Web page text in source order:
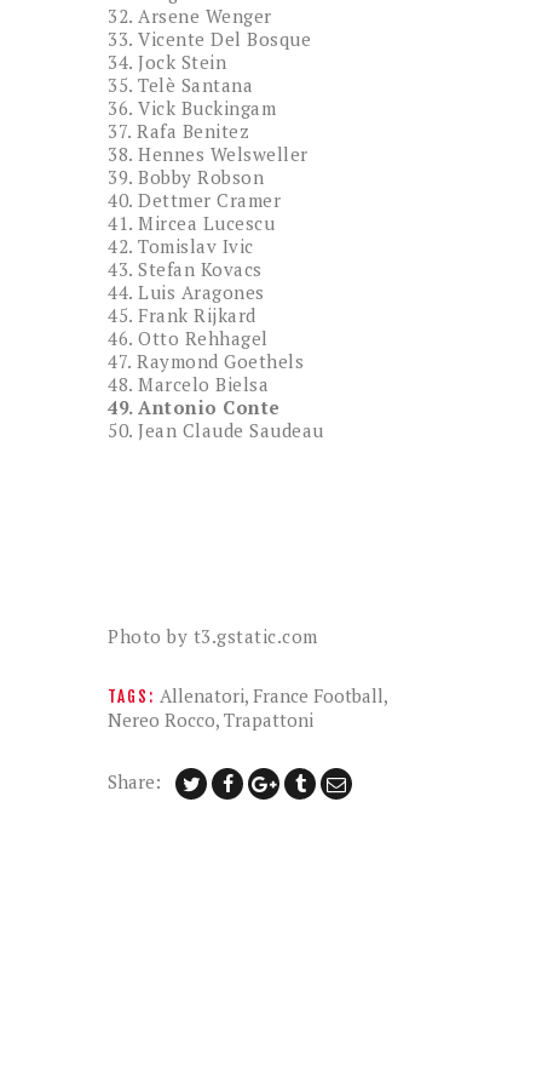
32. Arsene Wenger
33. Vicente Del Bosque
34. Jock Stein
35. Telè Santana
36. Vick Buckingam
37. Rafa Benitez
38. Hennes Welsweller
39. Bobby Robson
40. Dettmer Cramer
41. Mircea Lucescu
42. Tomislav Ivic
43. Stefan Kovacs
44. Luis Aragones
45. Frank Rijkard
46. Otto Rehhagel
47. Raymond Goethels
48. Marcelo Bielsa
49. Antonio Conte
50. Jean Claude Saudeau
Photo by t3.gstatic.com
TAGS: Allenatori, France Football,
Nereo Rocco, Trapattoni
Share: